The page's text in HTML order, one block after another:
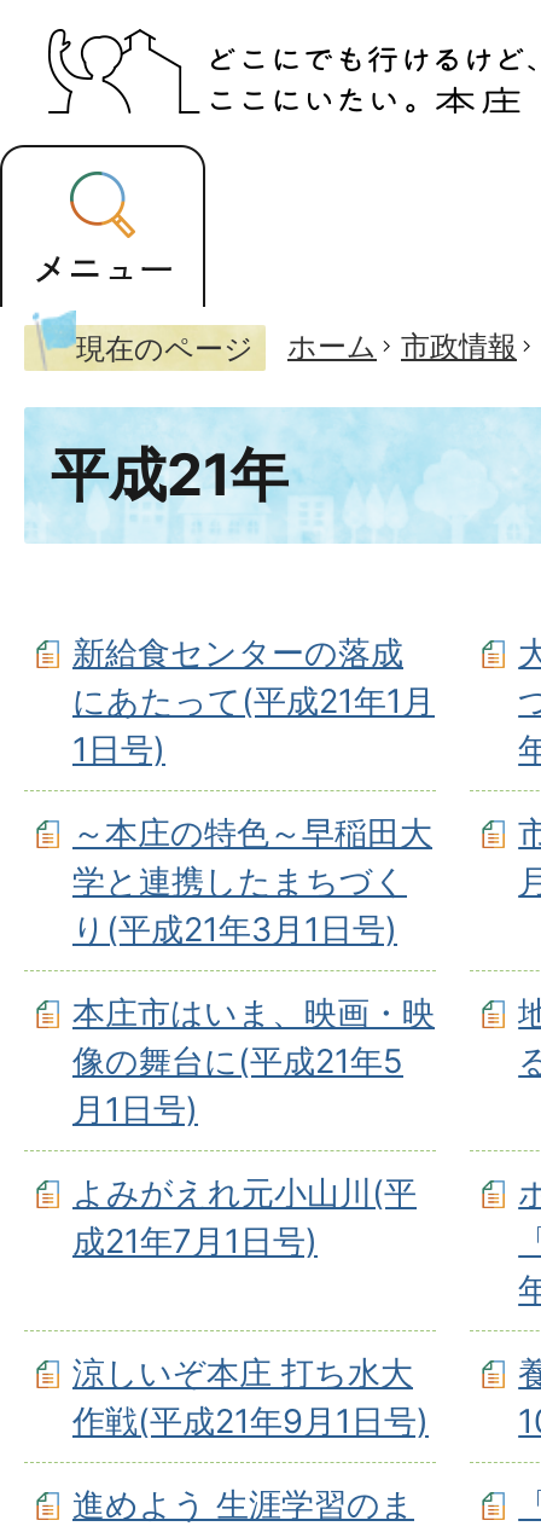
現在のページ ホーム 市政情報
平成21年
新給食センターの落成
にあたって(平成21年1月
1日号)
～本庄の特色～早稲田大
学と連携したまちづく
り(平成21年3月1日号)
本庄市はいま、映画・映
像の舞台に(平成21年5
月1日号)
よみがえれ元小山川(平
成21年7月1日号)
涼しいぞ本庄 打ち水大
作戦(平成21年9月1日号)
進めよう 生涯学習のま